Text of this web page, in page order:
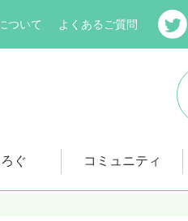
ついて よくあるご質問
ぐ コミュニティ